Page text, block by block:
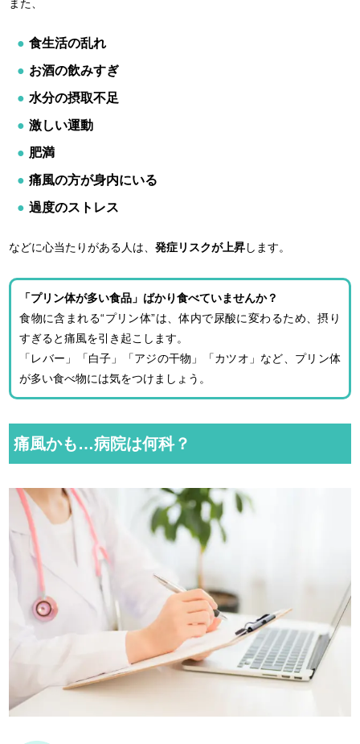
また、
食生活の乱れ
お酒の飲みすぎ
水分の摂取不足
激しい運動
肥満
痛風の方が身内にいる
過度のストレス
などに心当たりがある人は、発症リスクが上昇します。
「プリン体が多い食品」ばかり食べていませんか？
食物に含まれる“プリン体”は、体内で尿酸に変わるため、摂り
すぎると痛風を引き起こします。
「レバー」「白子」「アジの干物」「カツオ」など、プリン体
が多い食べ物には気をつけましょう。
痛風かも…病院は何科？